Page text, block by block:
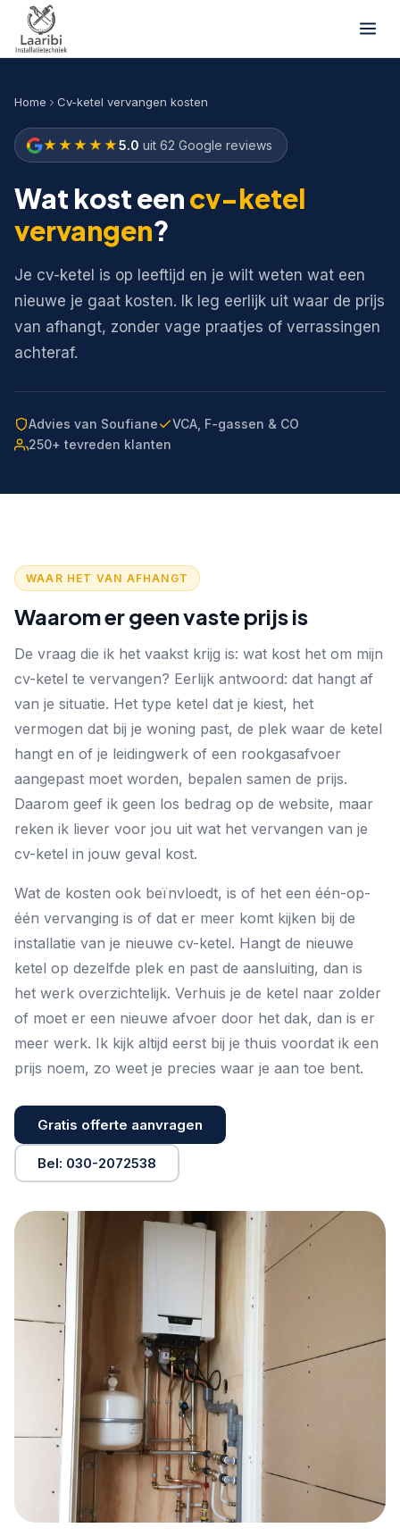
Home Cv-ketel vervangen kosten
★★★★★5.0 uit 62 Google reviews
Wat kost eencv-ketel
vervangen?
Je cv-ketel is op leeftijd en je wilt weten wat een
nieuwe je gaat kosten. Ik leg eerlijk uit waar de prijs
van afhangt, zonder vage praatjes of verrassingen
achteraf.
Advies van Soufiane
VCA, F-gassen & CO
250+ tevreden klanten
WAAR HET VAN AFHANGT
Waarom er geen vaste prijs is
De vraag die ik het vaakst krijg is: wat kost het om mijn
cv-ketel te vervangen? Eerlijk antwoord: dat hangt af
van je situatie. Het type ketel dat je kiest, het
vermogen dat bij je woning past, de plek waar de ketel
hangt en of je leidingwerk of een rookgasafvoer
aangepast moet worden, bepalen samen de prijs.
Daarom geef ik geen los bedrag op de website, maar
reken ik liever voor jou uit wat het vervangen van je
cv-ketel in jouw geval kost.
Wat de kosten ook beïnvloedt, is of het een één-op-
één vervanging is of dat er meer komt kijken bij de
installatie van je nieuwe cv-ketel. Hangt de nieuwe
ketel op dezelfde plek en past de aansluiting, dan is
het werk overzichtelijk. Verhuis je de ketel naar zolder
of moet er een nieuwe afvoer door het dak, dan is er
meer werk. Ik kijk altijd eerst bij je thuis voordat ik een
prijs noem, zo weet je precies waar je aan toe bent.
Gratis offerte aanvragen
Bel: 030-2072538